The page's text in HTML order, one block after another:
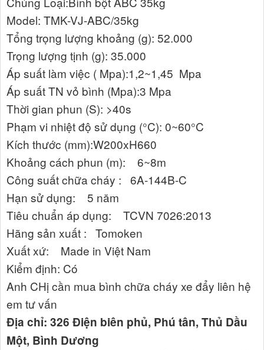
Model: TMK-VJ-ABC/35kg
Tổng trọng lượng khoảng (g): 52.000
Trọng lượng tịnh (g): 35.000
Áp suất làm việc ( Mpa):1,2~1,45 Mpa
Áp suất TN vỏ bình (Mpa):3 Mpa
Thời gian phun (S): >40s
Phạm vi nhiệt độ sử dụng (°C): 0~60°C
Kích thước (mm):W200xH660
Khoảng cách phun (m): 6~8m
Công suất chữa cháy : 6A-144B-C
Hạn sử dụng: 5 năm
Tiêu chuẩn áp dụng: TCVN 7026:2013
Hãng sản xuất : Tomoken
Xuất xứ: Made in Việt Nam
Kiểm định: Có
Anh CHị cần mua bình chữa cháy xe đẩy liên hệ
em tư vấn
Địa chỉ: 326 Điện biên phủ, Phú tân, Thủ Dầu
Một, Bình Dương